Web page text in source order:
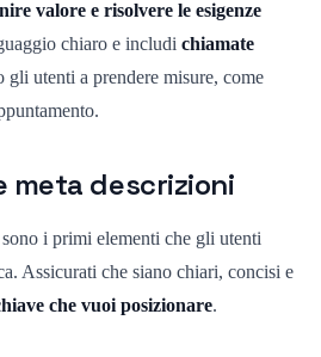
valore e risolvere le esigenze
chiaro e includi chiamate
gli utenti a prendere misure, come
meta descrizioni
i primi elementi che gli utenti
Assicurati che siano chiari, concisi e
che vuoi posizionare.